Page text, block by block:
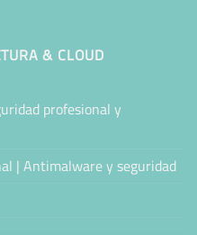
& CLOUD
profesional y
| Antimalware y seguridad